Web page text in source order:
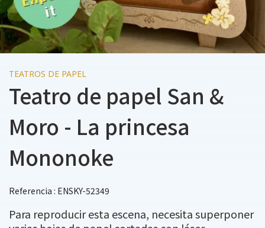
TEATROS DE PAPEL
Teatro de papel San &
Moro - La princesa
Mononoke
Referencia : ENSKY-52349
Para reproducir esta escena, necesita superponer